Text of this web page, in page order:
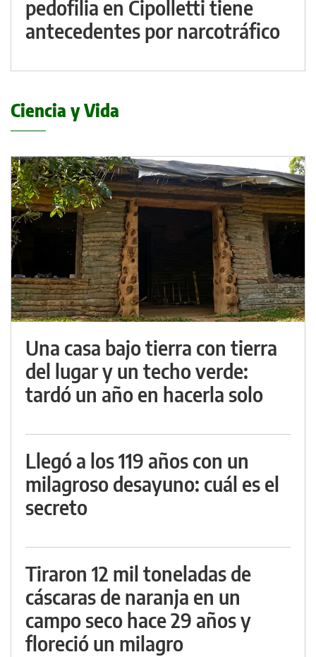
pedofilia en Cipolletti tiene
antecedentes por narcotráfico
Ciencia y Vida
Una casa bajo tierra con tierra
del lugar y un techo verde:
tardó un año en hacerla solo
Llegó a los 119 años con un
milagroso desayuno: cuál es el
secreto
Tiraron 12 mil toneladas de
cáscaras de naranja en un
campo seco hace 29 años y
floreció un milagro